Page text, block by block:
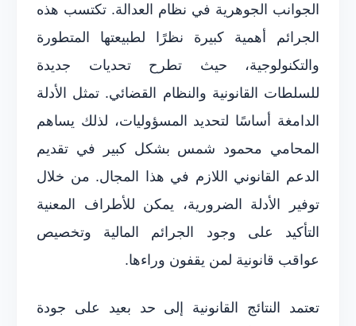
الجوانب الجوهرية في نظام العدالة. تكتسب هذه
الجرائم أهمية كبيرة نظرًا لطبيعتها المتطورة
والتكنولوجية، حيث تطرح تحديات جديدة
للسلطات القانونية والنظام القضائي. تمثل الأدلة
الدامغة أساسًا لتحديد المسؤوليات، لذلك يساهم
المحامي محمود شمس بشكل كبير في تقديم
الدعم القانوني اللازم في هذا المجال. من خلال
توفير الأدلة الضرورية، يمكن للأطراف المعنية
التأكيد على وجود الجرائم المالية وتخصيص
عواقب قانونية لمن يقفون وراءها.
تعتمد النتائج القانونية إلى حد بعيد على جودة